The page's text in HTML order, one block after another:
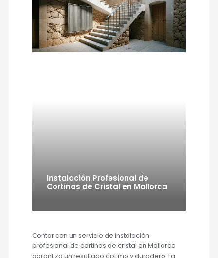
Instalación Profesional de
Cortinas de Cristal en Mallorca
Contar con un servicio de instalación
profesional de cortinas de cristal en Mallorca
garantiza un resultado óptimo y duradero. La